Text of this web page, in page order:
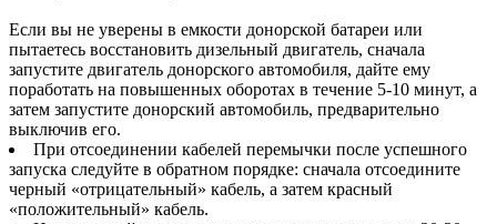
Если вы не уверены в емкости донорской батареи или
пытаетесь восстановить дизельный двигатель, сначала
запустите двигатель донорского автомобиля, дайте ему
поработать на повышенных оборотах в течение 5-10 минут, а
затем запустите донорский автомобиль, предварительно
выключив его.
При отсоединении кабелей перемычки после успешного
запуска следуйте в обратном порядке: сначала отсоедините
черный «отрицательный» кабель, а затем красный
«положительный» кабель.